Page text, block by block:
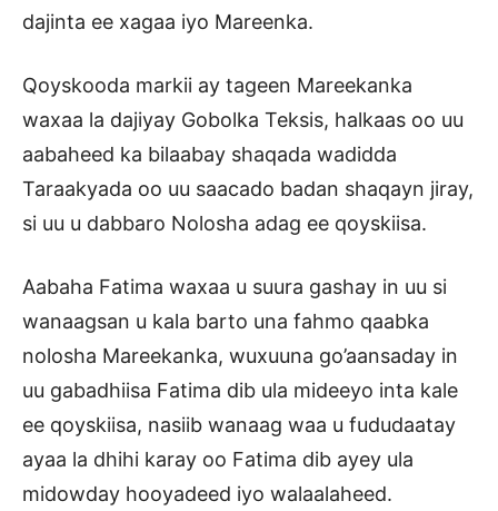
dajinta ee xagaa iyo Mareenka.
Qoyskooda markii ay tageen Mareekanka
waxaa la dajiyay Gobolka Teksis, halkaas oo uu
aabaheed ka bilaabay shaqada wadidda
Taraakyada oo uu saacado badan shaqayn jiray,
si uu u dabbaro Nolosha adag ee qoyskiisa.
Aabaha Fatima waxaa u suura gashay in uu si
wanaagsan u kala barto una fahmo qaabka
nolosha Mareekanka, wuxuuna go’aansaday in
uu gabadhiisa Fatima dib ula mideeyo inta kale
ee qoyskiisa, nasiib wanaag waa u fududaatay
ayaa la dhihi karay oo Fatima dib ayey ula
midowday hooyadeed iyo walaalaheed.